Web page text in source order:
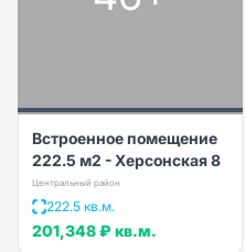
Встроенное помещение
222.5 м2 - Херсонская 8
Центральный район
222.5 кв.м.
201,348 ₽ кв.м.